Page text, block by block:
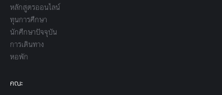
หลักสูตรออนไลน์
ทุนการศึกษา
นักศึกษาปัจจุบัน
การเดินทาง
หอพัก
คณะ